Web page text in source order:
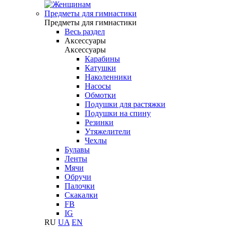
Предметы для гимнастики
Предметы для гимнастики
Весь раздел
Аксессуары
Аксессуары
Карабины
Катушки
Наколенники
Насосы
Обмотки
Подушки для растяжки
Подушки на спину
Резинки
Утяжелители
Чехлы
Булавы
Ленты
Мячи
Обручи
Палочки
Скакалки
FB
IG
RU UA EN